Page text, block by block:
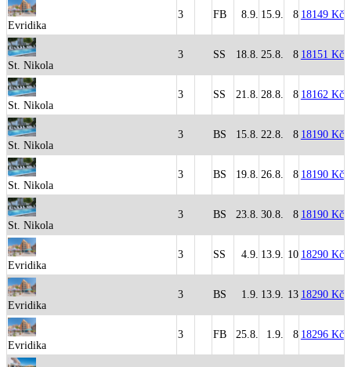
Evridika
3 FB 8.9. 15.9. 8 18149 Kč
St. Nikola
3 SS 18.8. 25.8. 8 18151 Kč
St. Nikola
3 SS 21.8. 28.8. 8 18162 Kč
St. Nikola
3 BS 15.8. 22.8. 8 18190 Kč
St. Nikola
3 BS 19.8. 26.8. 8 18190 Kč
St. Nikola
3 BS 23.8. 30.8. 8 18190 Kč
Evridika
3 SS 4.9. 13.9. 10 18290 Kč
Evridika
3 BS 1.9. 13.9. 13 18290 Kč
Evridika
3 FB 25.8. 1.9. 8 18296 Kč